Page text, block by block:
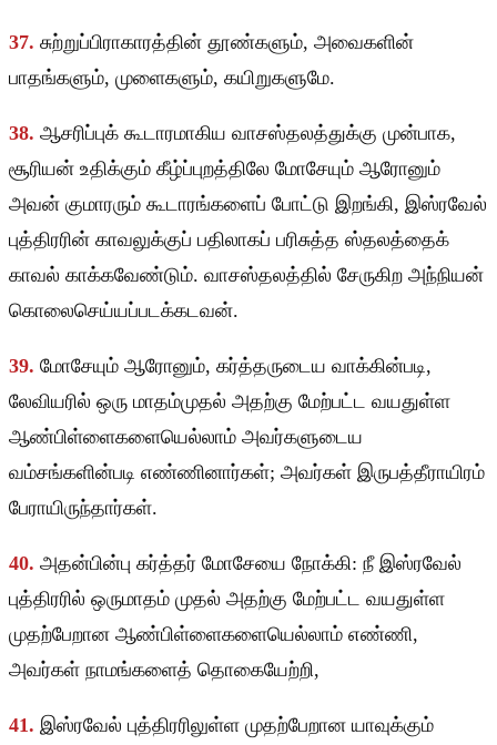
37. சுற்றுப்பிராகாரத்தின் தூண்களும், அவைகளின்
பாதங்களும், முளைகளும், கயிறுகளுமே.
38. ஆசரிப்புக் கூடாரமாகிய வாசஸ்தலத்துக்கு முன்பாக,
சூரியன் உதிக்கும் கீழ்ப்புறத்திலே மோசேயும் ஆரோனும்
அவன் குமாரரும் கூடாரங்களைப் போட்டு இறங்கி, இஸ்ரவேல்
புத்திரரின் காவலுக்குப் பதிலாகப் பரிசுத்த ஸ்தலத்தைக்
காவல் காக்கவேண்டும். வாசஸ்தலத்தில் சேருகிற அந்நியன்
கொலைசெய்யப்படக்கடவன்.
39. மோசேயும் ஆரோனும், கர்த்தருடைய வாக்கின்படி,
லேவியரில் ஒரு மாதம்முதல் அதற்கு மேற்பட்ட வயதுள்ள
ஆண்பிள்ளைகளையெல்லாம் அவர்களுடைய
வம்சங்களின்படி எண்ணினார்கள்; அவர்கள் இருபத்தீராயிரம்
பேராயிருந்தார்கள்.
40. அதன்பின்பு கர்த்தர் மோசேயை நோக்கி: நீ இஸ்ரவேல்
புத்திரரில் ஒருமாதம் முதல் அதற்கு மேற்பட்ட வயதுள்ள
முதற்பேறான ஆண்பிள்ளைகளையெல்லாம் எண்ணி,
அவர்கள் நாமங்களைத் தொகையேற்றி,
41. இஸ்ரவேல் புத்திரரிலுள்ள முதற்பேறான யாவுக்கும்